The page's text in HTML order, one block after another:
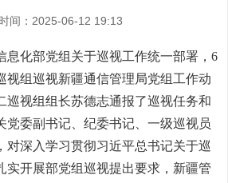
间：2025-06-12 19:13
息化部党组关于巡视工作统一部署，6
视组巡视新疆通信管理局党组工作动
巡视组组长苏德志通报了巡视任务和
党委副书记、纪委书记、一级巡视员
对深入学习贯彻习近平总书记关于巡
实开展部党组巡视提出要求，新疆管